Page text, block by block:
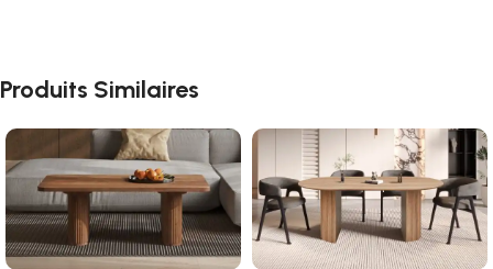
Produits Similaires